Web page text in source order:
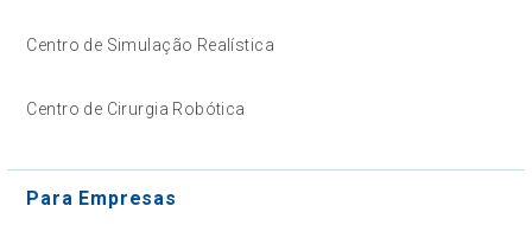
Centro de Simulação Realística
Centro de Cirurgia Robótica
Para Empresas